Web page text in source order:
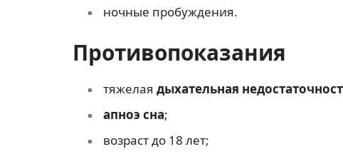
ночные пробуждения.
Противопоказания
тяжелая дыхательная
апноэ сна;
возраст до 18 лет;